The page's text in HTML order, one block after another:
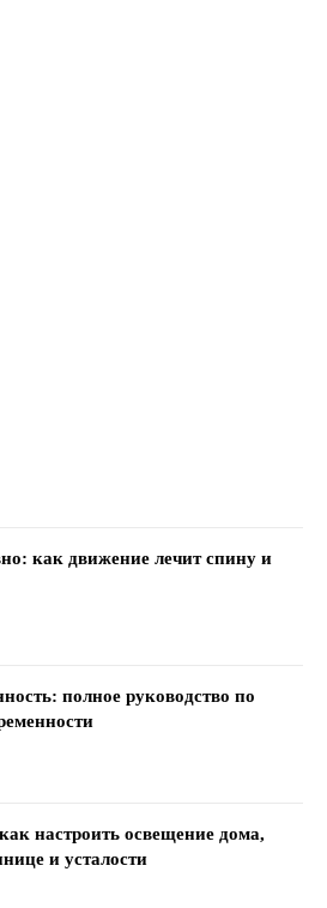
как движение лечит спину и
полное руководство по
настроить освещение дома,
и усталости